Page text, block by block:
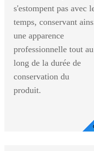
s'estompent pas avec
temps, conservant
une apparence
professionnelle tout au
long de la durée de
conservation du
produit.